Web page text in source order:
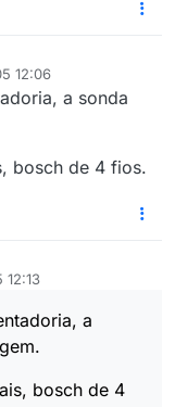
12:06
a sonda
bosch de 4 fios.
a
bosch de 4